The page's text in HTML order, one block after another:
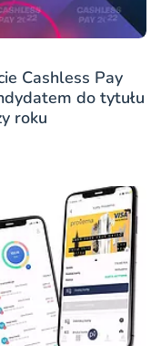
Cashless Pay
do tytułu
roku